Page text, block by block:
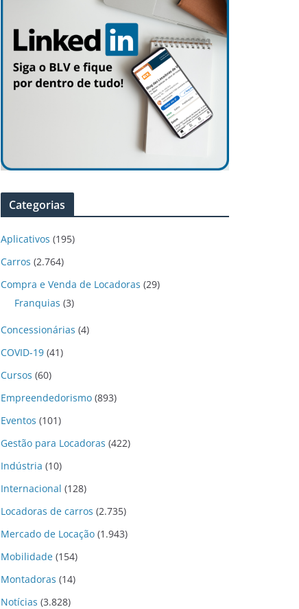
Categorias
Aplicativos (195)
Carros (2.764)
Compra e Venda de Locadoras (29)
Franquias (3)
Concessionárias (4)
COVID-19 (41)
Cursos (60)
Empreendedorismo (893)
Eventos (101)
Gestão para Locadoras (422)
Indústria (10)
Internacional (128)
Locadoras de carros (2.735)
Mercado de Locação (1.943)
Mobilidade (154)
Montadoras (14)
Notícias (3.828)